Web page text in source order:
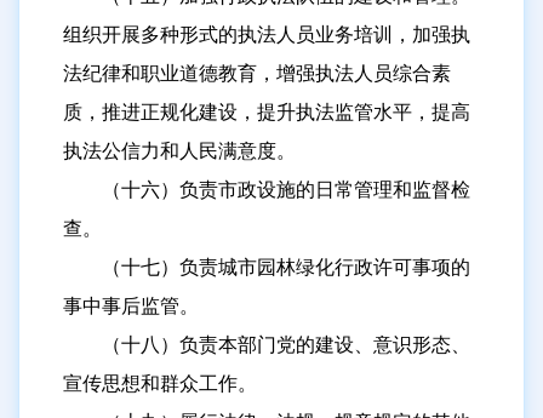
组织开展多种形式的执法人员业务培训，加强执
法纪律和职业道德教育，增强执法人员综合素
质，推进正规化建设，提升执法监管水平，提高
执法公信力和人民满意度。
（十六）负责市政设施的日常管理和监督检
查。
（十七）负责城市园林绿化行政许可事项的
事中事后监管。
（十八）负责本部门党的建设、意识形态、
宣传思想和群众工作。